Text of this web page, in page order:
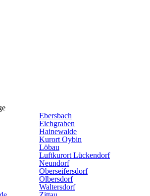
Ebersbach
Eichgraben
Hainewalde
Kurort Oybin
Löbau
Luftkurort Lückendorf
Neundorf
Oberseifersdorf
Olbersdorf
Waltersdorf